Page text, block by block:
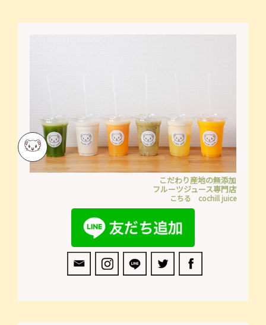
こだわり産地の無添加
フルーツジュース専門店
こちる cochill juice